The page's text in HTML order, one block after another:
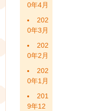
0年4月
202
0年3月
202
0年2月
202
0年1月
201
9年12